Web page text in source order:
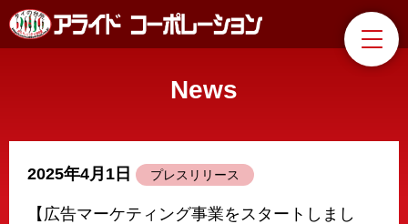
News
2025年4月1日 プレスリリース
【広告マーケティング事業をスタートしまし